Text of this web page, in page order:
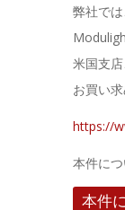
弊社で
米国支
お買い求
https://
本件に
本件